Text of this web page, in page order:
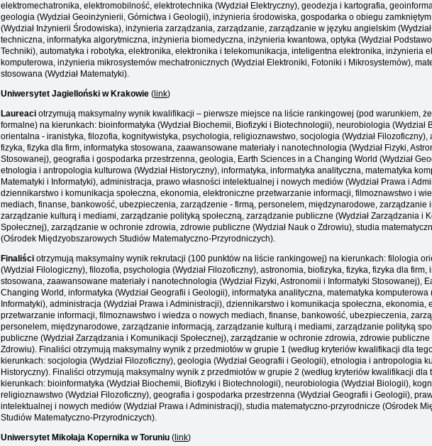
elektromechatronika, elektromobilność, elektrotechnika (Wydział Elektryczny), geodezja i kartografia,
geologia (Wydział Geoinżynierii, Górnictwa i Geologii), inżynieria środowiska, gospodarka o obiegu
(Wydział Inżynierii Środowiska), inżynieria zarządzania, zarządzanie, zarządzanie w języku angielskim
techniczna, informatyka algorytmiczna, inżynieria biomedyczna, inżynieria kwantowa, optyka (Wydział
Techniki), automatyka i robotyka, elektronika, elektronika i telekomunikacja, inteligentna elektronika, inżynieria
komputerowa, inżynieria mikrosystemów mechatronicznych (Wydział Elektroniki, Fotoniki i Mikrosystemów),
stosowana (Wydział Matematyki).
Uniwersytet Jagielloński w Krakowie ( link)
Laureaci otrzymują maksymalny wynik kwalifikacji – pierwsze miejsce na liście rankingowej (pod warunkiem,
formalne) na kierunkach: bioinformatyka (Wydział Biochemii, Biofizyki i Biotechnologii), neurobiologia (Wydział
orientalna - iranistyka, filozofia, kognitywistyka, psychologia, religioznawstwo, socjologia (Wydział Filozoficzny),
fizyka, fizyka dla firm, informatyka stosowana, zaawansowane materiały i nanotechnologia (Wydział Fizyki,
Stosowanej), geografia i gospodarka przestrzenna, geologia, Earth Sciences in a Changing World (Wydział
etnologia i antropologia kulturowa (Wydział Historyczny), informatyka, informatyka analityczna, matematyka
Matematyki i Informatyki), administracja, prawo własności intelektualnej i nowych mediów (Wydział Prawa i
dziennikarstwo i komunikacja społeczna, ekonomia, elektroniczne przetwarzanie informacji, filmoznawstwo i
mediach, finanse, bankowość, ubezpieczenia, zarządzenie - firmą, personelem, międzynarodowe, zarządzanie
zarządzanie kulturą i mediami, zarządzanie polityką społeczną, zarządzanie publiczne (Wydział Zarządzania i
Społecznej), zarządzanie w ochronie zdrowia, zdrowie publiczne (Wydział Nauk o Zdrowiu), studia
(Ośrodek Międzyobszarowych Studiów Matematyczno-Przyrodniczych).
Finaliści otrzymują maksymalny wynik rekrutacji (100 punktów na liście rankingowej) na kierunkach: filologia
(Wydział Filologiczny), filozofia, psychologia (Wydział Filozoficzny), astronomia, biofizyka, fizyka, fizyka dla firm,
stosowana, zaawansowane materiały i nanotechnologia (Wydział Fizyki, Astronomii i Informatyki Stosowanej),
Changing World, informatyka (Wydział Geografii i Geologii), informatyka analityczna, matematyka komputerowa
Informatyki), administracja (Wydział Prawa i Administracji), dziennikarstwo i komunikacja społeczna, ekonomia,
przetwarzanie informacji, filmoznawstwo i wiedza o nowych mediach, finanse, bankowość, ubezpieczenia,
personelem, międzynarodowe, zarządzanie informacją, zarządzanie kulturą i mediami, zarządzanie polityką
publiczne (Wydział Zarządzania i Komunikacji Społecznej), zarządzanie w ochronie zdrowia, zdrowie publiczne
Zdrowiu). Finaliści otrzymują maksymalny wynik z przedmiotów w grupie 1 (według kryteriów kwalifikacji dla
kierunkach: socjologia (Wydział Filozoficzny), geologia (Wydział Geografii i Geologii), etnologia i antropologia
Historyczny). Finaliści otrzymują maksymalny wynik z przedmiotów w grupie 2 (według kryteriów kwalifikacji dla
kierunkach: bioinformatyka (Wydział Biochemii, Biofizyki i Biotechnologii), neurobiologia (Wydział Biologii),
religioznawstwo (Wydział Filozoficzny), geografia i gospodarka przestrzenna (Wydział Geografii i Geologii),
intelektualnej i nowych mediów (Wydział Prawa i Administracji), studia matematyczno-przyrodnicze (Ośrodek
Studiów Matematyczno-Przyrodniczych).
Uniwersytet Mikołaja Kopernika w Toruniu ( link)